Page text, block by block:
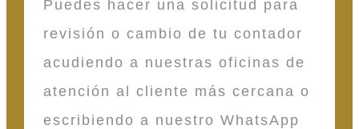
Puedes hacer una solicitud para
revisión o cambio de tu contador
acudiendo a nuestras oficinas de
atención al cliente más cercana o
escribiendo a nuestro WhatsApp